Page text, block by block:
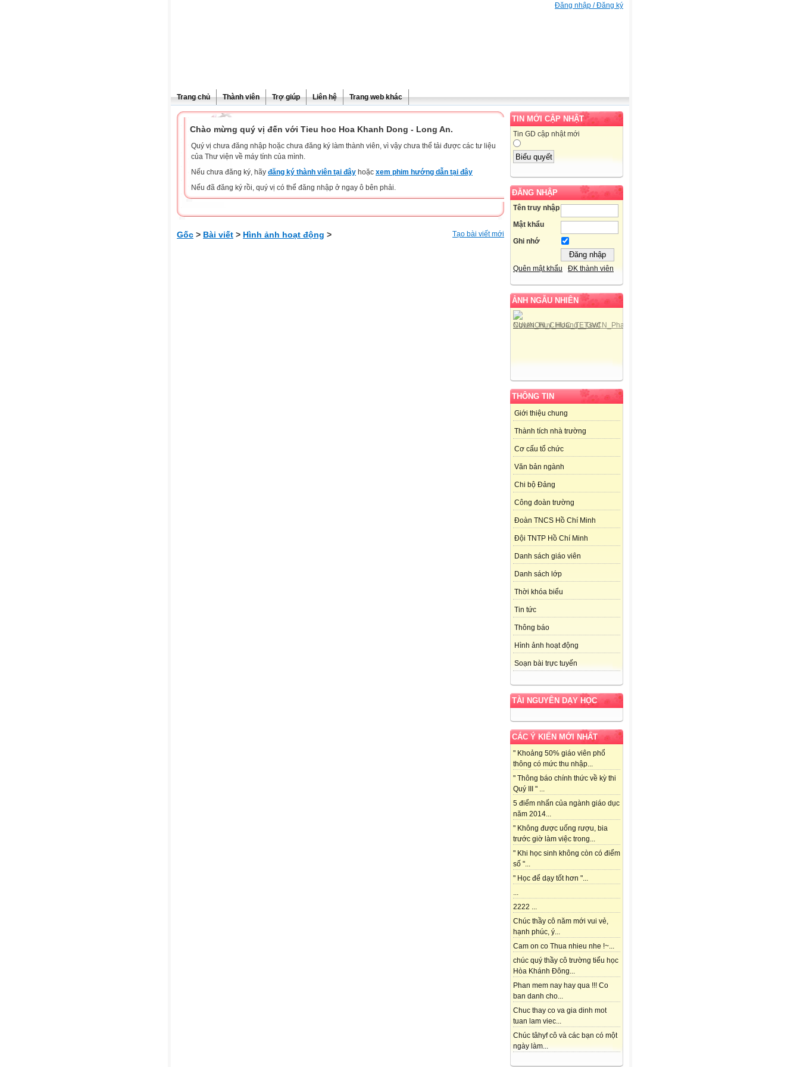
Đăng nhập / Đăng ký
Trang chủ Thành viên Trợ giúp Liên hệ Trang web khác
TIN MỚI CẬP NHẬT
Tin GD cập nhật mới
ĐĂNG NHẬP
Tên truy nhập
Mật khẩu
Ghi nhớ
Quên mật khẩu ĐK thành viên
ẢNH NGẪU NHIÊN
THÔNG TIN
Giới thiệu chung
Thành tích nhà trường
Cơ cấu tổ chức
Văn bản ngành
Chi bộ Đảng
Công đoàn trường
Đoàn TNCS Hồ Chí Minh
Đội TNTP Hồ Chí Minh
Danh sách giáo viên
Danh sách lớp
Thời khóa biểu
Tin tức
Thông báo
Hình ảnh hoạt động
Soạn bài trực tuyến
TÀI NGUYÊN DẠY HỌC
CÁC Ý KIẾN MỚI NHẤT
" Khoảng 50% giáo viên phổ
thông có mức thu nhập...
" Thông báo chính thức về kỳ thi
Quý III " ...
5 điểm nhấn của ngành giáo dục
năm 2014...
" Không được uống rượu, bia
trước giờ làm việc trong...
" Khi học sinh không còn có điểm
số "...
" Học để dạy tốt hơn "...
2222 ...
Chúc thầy cô năm mới vui vẻ,
hạnh phúc, ý...
Cam on co Thua nhieu nhe !~...
chúc quý thầy cô trường tiểu học
Hòa Khánh Đông...
Phan mem nay hay qua !!! Co
ban danh cho...
Chuc thay co va gia dinh mot
tuan lam viec...
Chúc tâhyf cô và các bạn có một
ngày làm...
Chào mừng quý vị đến với Tieu hoc Hoa Khanh Dong - Long An.
Quý vị chưa đăng nhập hoặc chưa đăng ký làm thành viên, vì vậy chưa thể tải được các tư liệu
của Thư viện về máy tính của mình.
Nếu chưa đăng ký, hãy đăng ký thành viên tại đây hoặc xem phim hướng dẫn tại đây
Nếu đã đăng ký rồi, quý vị có thể đăng nhập ở ngay ô bên phải.
Gốc > Bài viết > Hình ảnh hoạt động > Tạo bài viết mới